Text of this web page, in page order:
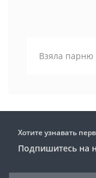
Взяла парню
Хотите узнавать
Подпишитесь на